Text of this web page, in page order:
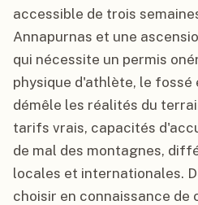
accessible de trois
Annapurnas et une
qui nécessite un permis
physique d'athlète, le fossé
démêle les réalités du
tarifs vrais, capacités
de mal des montagnes,
locales et internationales.
choisir en connaissance de